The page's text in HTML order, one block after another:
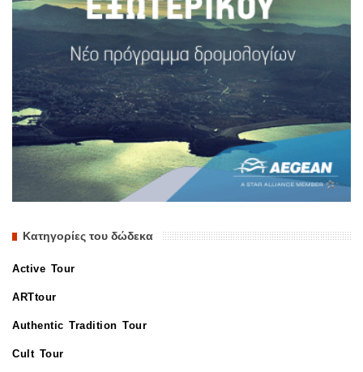
Κατηγορίες του δώδεκα
Active Tour
ARTtour
Authentic Tradition Tour
Cult Tour